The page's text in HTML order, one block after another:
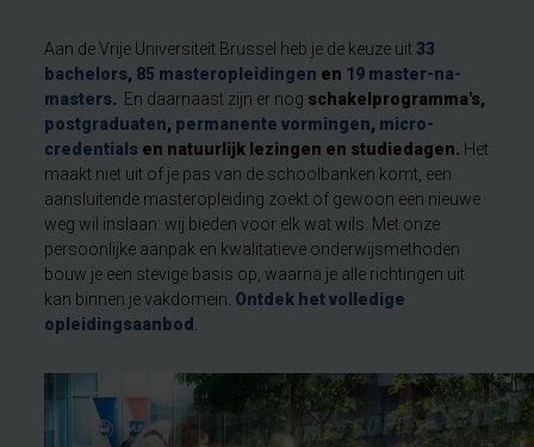
Aan de Vrije Universiteit Brussel heb je de keuze uit 33
bachelors, 85 masteropleidingen en 19 master-na-
masters. En daarnaast zijn er nog schakelprogramma's,
postgraduaten, permanente vormingen, micro-
credentials en natuurlijk lezingen en studiedagen. Het
maakt niet uit of je pas van de schoolbanken komt, een
aansluitende masteropleiding zoekt of gewoon een nieuwe
weg wil inslaan: wij bieden voor elk wat wils. Met onze
persoonlijke aanpak en kwalitatieve onderwijsmethoden
bouw je een stevige basis op, waarna je alle richtingen uit
kan binnen je vakdomein. Ontdek het volledige
opleidingsaanbod